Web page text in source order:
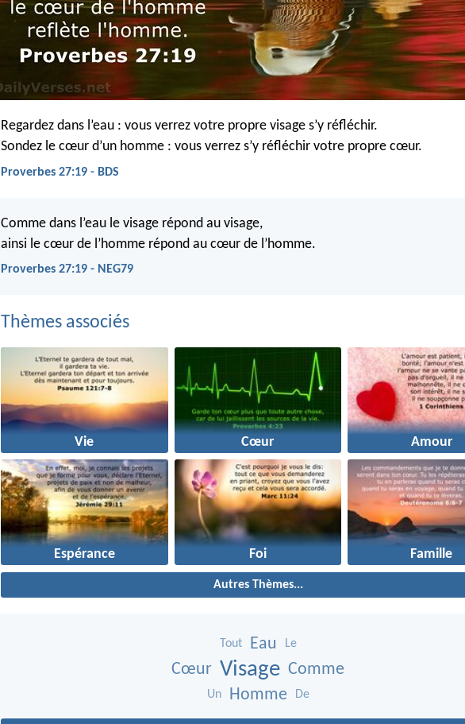
Regardez dans l’eau : vous verrez votre propre visage s’y réfléchir.
Sondez le cœur d’un homme : vous verrez s’y réfléchir votre propre cœur.
Proverbes 27:19 - BDS
Comme dans l’eau le visage répond au visage,
ainsi le cœur de l’homme répond au cœur de l’homme.
Proverbes 27:19 - NEG79
Thèmes associés
Vie Cœur Amour
Espérance Foi Famille
Autres Thèmes...
Tout Eau Le
Cœur Visage Comme
Un Homme De